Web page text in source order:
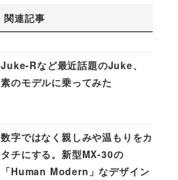
関連記事
Juke-Rなど最近話題のJuke、
素のモデルに乗ってみた
数字ではなく親しみや温もりをカ
タチにする。新型MX-30の
「Human Modern」なデザイン